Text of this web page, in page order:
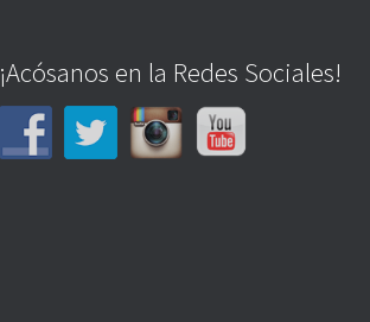
¡Acósanos en la Redes Sociales!